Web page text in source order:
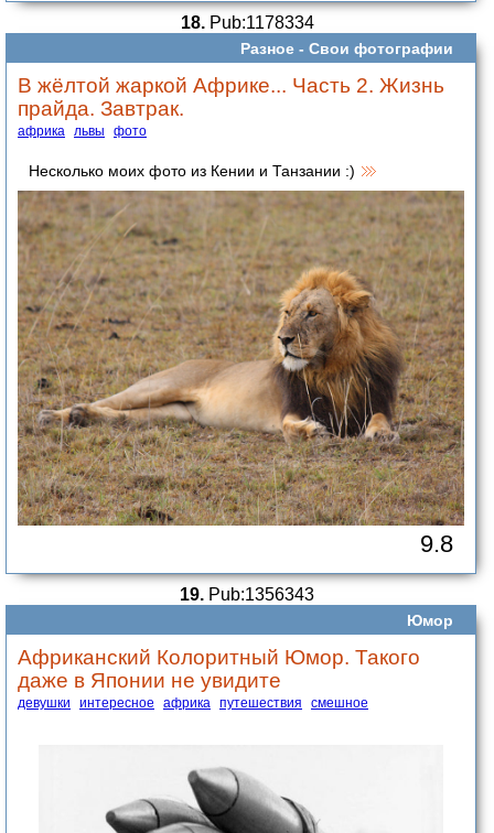
18.Pub:1178334
Разное - Свои фотографии
В жёлтой жаркой Африке... Часть 2. Жизнь
прайда. Завтрак.
африка львы фото
Несколько моих фото из Кении и Танзании :)
9.8
19. Pub:1356343
Юмор
Африканский Колоритный Юмор. Такого
даже в Японии не увидите
девушки интересное африка путешествия смешное